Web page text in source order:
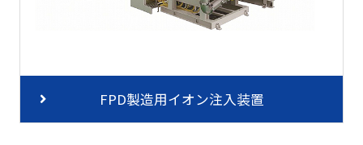
FPD製造用イオン注入装置